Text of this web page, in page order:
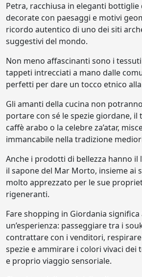
Petra, racchiusa in eleganti bottiglie
decorate con paesaggi e motivi
ricordo autentico di uno dei siti
suggestivi del mondo.
Non meno affascinanti sono i
tappeti intrecciati a mano dalle
perfetti per dare un tocco etnico
Gli amanti della cucina non
portare con sé le spezie giordane, il
caffè arabo o la celebre za’atar,
immancabile nella tradizione
Anche i prodotti di bellezza hanno il
il sapone del Mar Morto, insieme ai
molto apprezzato per le sue
rigeneranti.
Fare shopping in Giordania significa
un’esperienza: passeggiare tra i
contrattare con i venditori,
spezie e ammirare i colori vivaci dei
e proprio viaggio sensoriale.